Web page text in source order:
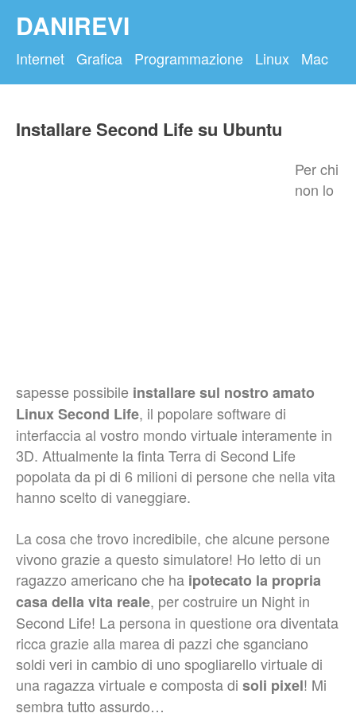
DANIREVI
Internet Grafica Programmazione Linux Mac
Installare Second Life su Ubuntu
Per chi
non lo
sapesse possibile installare sul nostro amato
Linux Second Life, il popolare software di
interfaccia al vostro mondo virtuale interamente in
3D. Attualmente la finta Terra di Second Life
popolata da pi di 6 milioni di persone che nella vita
hanno scelto di vaneggiare.
La cosa che trovo incredibile, che alcune persone
vivono grazie a questo simulatore! Ho letto di un
ragazzo americano che ha ipotecato la propria
casa della vita reale, per costruire un Night in
Second Life! La persona in questione ora diventata
ricca grazie alla marea di pazzi che sganciano
soldi veri in cambio di uno spogliarello virtuale di
una ragazza virtuale e composta di soli pixel! Mi
sembra tutto assurdo…